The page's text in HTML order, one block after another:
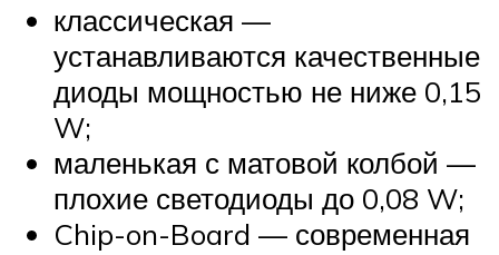
классическая —
устанавливаются качественные
диоды мощностью не ниже 0,15
W;
маленькая с матовой колбой —
плохие светодиоды до 0,08 W;
Chip-on-Board — современная